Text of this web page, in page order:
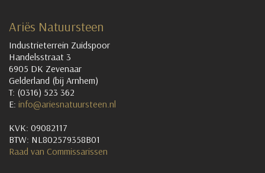
Ariës Natuursteen
Industrieterrein Zuidspoor
Handelsstraat 3
6905 DK Zevenaar
Gelderland (bij Arnhem)
T: (0316) 523 362
E: info@ariesnatuursteen.nl
KVK: 09082117
BTW: NL802579358B01
Raad van Commissarissen